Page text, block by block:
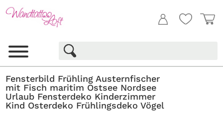
Fensterbild Frühling Austernfischer
mit Fisch maritim Ostsee Nordsee
Urlaub Fensterdeko Kinderzimmer
Kind Osterdeko Frühlingsdeko Vögel